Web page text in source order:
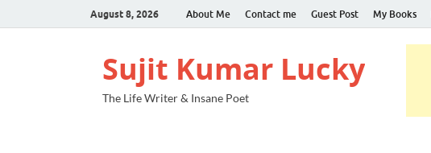
August 8, 2026 About Me Contact me Guest Post My Books
Sujit Kumar Lucky
The Life Writer & Insane Poet